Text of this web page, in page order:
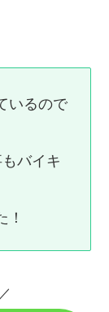
いるので
バイキ
！
／